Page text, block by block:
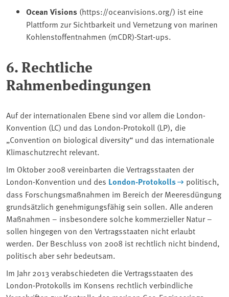
Ocean Visions (https://oceanvisions.org/) ist eine
Plattform zur Sichtbarkeit und Vernetzung von marinen
Kohlenstoffentnahmen (mCDR)-Start-ups.
6. Rechtliche
Rahmenbedingungen
Auf der internationalen Ebene sind vor allem die London-
Konvention (LC) und das London-Protokoll (LP), die
„Convention on biological diversity“ und das internationale
Klimaschutzrecht relevant.
Im Oktober 2008 vereinbarten die Vertragsstaaten der
London-Konvention und des London-Protokolls
politisch,
dass Forschungsmaßnahmen im Bereich der Meeresdüngung
grundsätzlich genehmigungsfähig sein sollen. Alle anderen
Maßnahmen – insbesondere solche kommerzieller Natur –
sollen hingegen von den Vertragsstaaten nicht erlaubt
werden. Der Beschluss von 2008 ist rechtlich nicht bindend,
politisch aber sehr bedeutsam.
Im Jahr 2013 verabschiedeten die Vertragsstaaten des
London-Protokolls im Konsens rechtlich verbindliche